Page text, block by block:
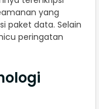
yang
paket data. Selain
peringatan